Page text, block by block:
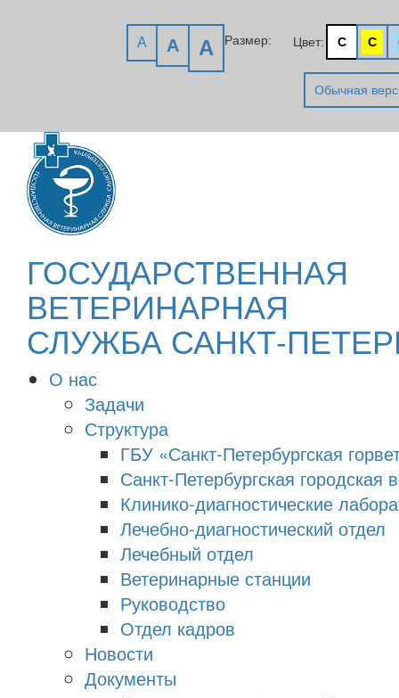
Размер:
A A A Цвет: C C
Обычная
ГОСУДАРСТВЕННАЯ
ВЕТЕРИНАРНАЯ
СЛУЖБА САНКТ-
О нас
Задачи
Структура
ГБУ «Санкт-Петербургская
Санкт-Петербургская
Клинико-диагностические
Лечебно-диагностический отдел
Лечебный отдел
Ветеринарные станции
Руководство
Отдел кадров
Новости
Документы